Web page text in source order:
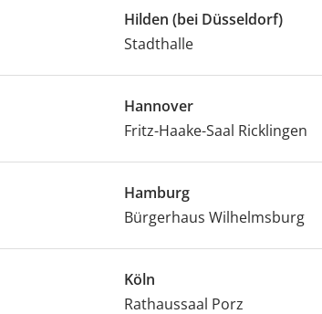
Hilden (bei Düsseldorf)
Stadthalle
Hannover
Fritz-Haake-Saal Ricklingen
Hamburg
Bürgerhaus Wilhelmsburg
Köln
Rathaussaal Porz